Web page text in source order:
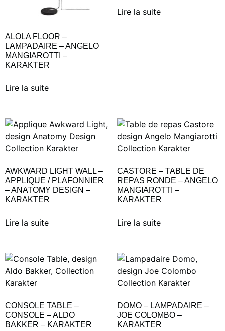
ALOLA FLOOR –
LAMPADAIRE – ANGELO
MANGIAROTTI –
KARAKTER
Lire la suite
Lire la suite
AWKWARD LIGHT WALL –
APPLIQUE / PLAFONNIER
– ANATOMY DESIGN –
KARAKTER
Lire la suite
CASTORE – TABLE DE
REPAS RONDE – ANGELO
MANGIAROTTI –
KARAKTER
Lire la suite
CONSOLE TABLE –
CONSOLE – ALDO
BAKKER – KARAKTER
DOMO – LAMPADAIRE –
JOE COLOMBO –
KARAKTER